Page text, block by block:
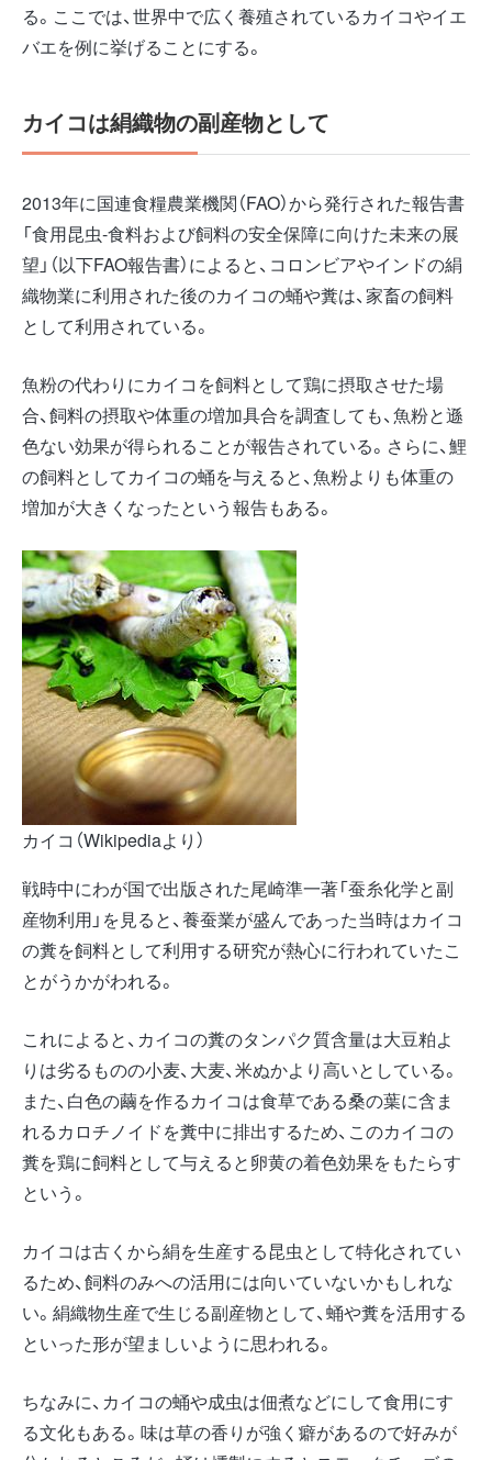
る。ここでは、世界中で広く養殖されているカイコやイエ
バエを例に挙げることにする。
カイコは絹織物の副産物として
2013年に国連食糧農業機関（FAO）から発行された報告書
「食用昆虫‐食料および飼料の安全保障に向けた未来の展
望」（以下FAO報告書）によると、コロンビアやインドの絹
織物業に利用された後のカイコの蛹や糞は、家畜の飼料
として利用されている。
魚粉の代わりにカイコを飼料として鶏に摂取させた場
合、飼料の摂取や体重の増加具合を調査しても、魚粉と遜
色ない効果が得られることが報告されている。さらに、鯉
の飼料としてカイコの蛹を与えると、魚粉よりも体重の
増加が大きくなったという報告もある。
カイコ（Wikipediaより）
戦時中にわが国で出版された尾崎準一著「蚕糸化学と副
産物利用」を見ると、養蚕業が盛んであった当時はカイコ
の糞を飼料として利用する研究が熱心に行われていたこ
とがうかがわれる。
これによると、カイコの糞のタンパク質含量は大豆粕よ
りは劣るものの小麦、大麦、米ぬかより高いとしている。
また、白色の繭を作るカイコは食草である桑の葉に含ま
れるカロチノイドを糞中に排出するため、このカイコの
糞を鶏に飼料として与えると卵黄の着色効果をもたらす
という。
カイコは古くから絹を生産する昆虫として特化されてい
るため、飼料のみへの活用には向いていないかもしれな
い。絹織物生産で生じる副産物として、蛹や糞を活用する
といった形が望ましいように思われる。
ちなみに、カイコの蛹や成虫は佃煮などにして食用にす
る文化もある。味は草の香りが強く癖があるので好みが